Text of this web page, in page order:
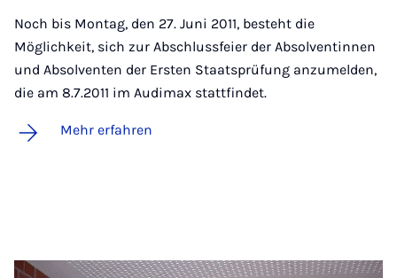
Noch bis Montag, den 27. Juni 2011, besteht die
Möglichkeit, sich zur Abschlussfeier der Absolventinnen
und Absolventen der Ersten Staatsprüfung anzumelden,
die am 8.7.2011 im Audimax stattfindet.
Mehr erfahren